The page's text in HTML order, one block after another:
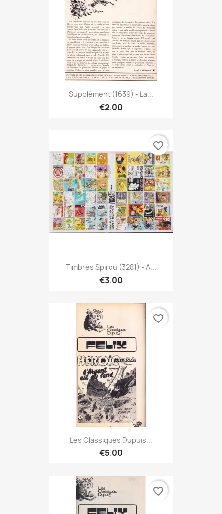
Supplément (1639) - La...
€2.00
Timbres Spirou (3281) - A...
€3.00
favorite_border
Les Classiques Dupuis...
€5.00
favorite_border
favorite_border